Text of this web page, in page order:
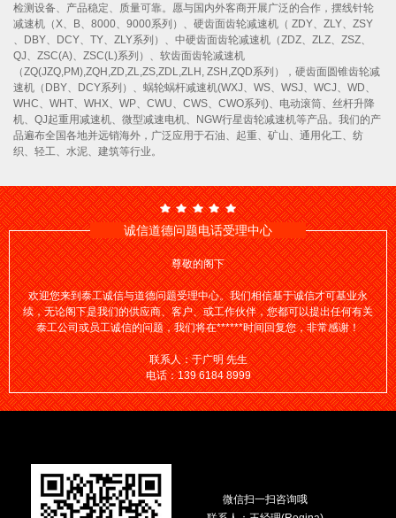
检测设备、产品稳定、质量可靠。愿与国内外客商开展广泛的合作，摆线针轮
减速机（X、B、8000、9000系列）、硬齿面齿轮减速机（ ZDY、ZLY、ZSY
、DBY、DCY、TY、ZLY系列）、中硬齿面齿轮减速机（ZDZ、ZLZ、ZSZ、
QJ、ZSC(A)、ZSC(L)系列）、软齿面齿轮减速机
（ZQ(JZQ,PM),ZQH,ZD,ZL,ZS,ZDL,ZLH, ZSH,ZQD系列），硬齿面圆锥齿轮减
速机（DBY、DCY系列）、蜗轮蜗杆减速机(WXJ、WS、WSJ、WCJ、WD、
WHC、WHT、WHX、WP、CWU、CWS、CWO系列)、电动滚筒、丝杆升降
机、QJ起重用减速机、微型减速电机、NGW行星齿轮减速机等产品。我们的产
品遍布全国各地并远销海外，广泛应用于石油、起重、矿山、通用化工、纺
织、轻工、水泥、建筑等行业。
诚信道德问题电话受理中心
尊敬的阁下
欢迎您来到泰工诚信与道德问题受理中心。我们相信基于诚信才可基业永
续，无论阁下是我们的供应商、客户、或工作伙伴，您都可以提出任何有关
泰工公司或员工诚信的问题，我们将在******时间回复您，非常感谢！
联系人：于广明 先生
电话：139 6184 8999
微信扫一扫咨询哦